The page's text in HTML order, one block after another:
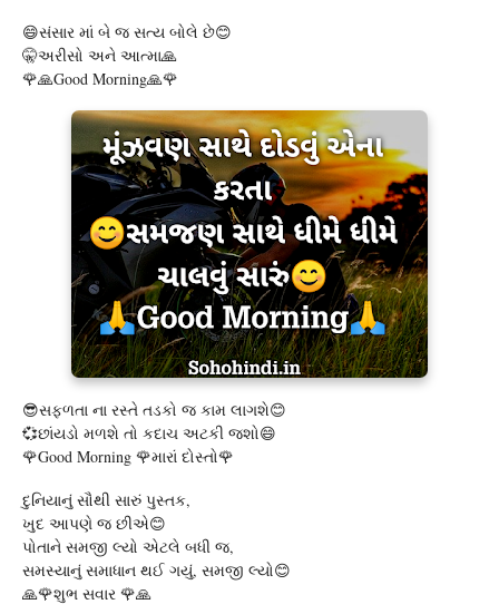
😄સંસાર માં બે જ સત્ય બોલે છે😊
🤫અરીસો અને આત્મા🙏
🌹🙏Good Morning🙏🌹
😎સફળતા ના રસ્તે તડકો જ કામ લાગશે😊
💞છાંયડો મળશે તો કદાચ અટકી જશો😄
🌹Good Morning 🌹મારાં દોસ્તો🌹
દુનિયાનું સૌથી સારું પુસ્તક,
ખુદ આપણે જ છીએ😊
પોતાને સમજી લ્યો એટલે બધી જ,
સમસ્યાનું સમાધાન થઈ ગયું, સમજી લ્યો😊
🙏🌹શુભ સવાર 🌹🙏